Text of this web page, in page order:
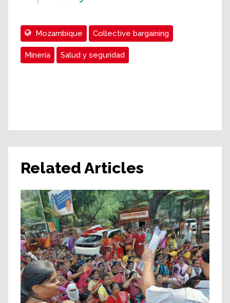
Mozambique Collective bargaining
Minería Salud y seguridad
Related Articles